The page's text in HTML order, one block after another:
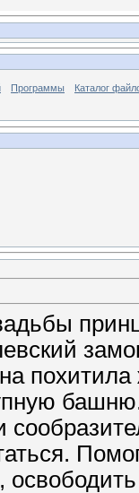
Программы Каталог